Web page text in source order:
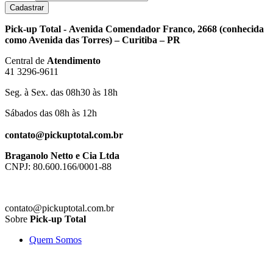
Cadastrar
Pick-up Total - Avenida Comendador Franco, 2668 (conhecida
como Avenida das Torres) – Curitiba – PR
Central de Atendimento
41 3296-9611
Seg. à Sex. das 08h30 às 18h
Sábados das 08h às 12h
contato@pickuptotal.com.br
Braganolo Netto e Cia Ltda
CNPJ: 80.600.166/0001-88
contato@pickuptotal.com.br
Sobre Pick-up Total
Quem Somos